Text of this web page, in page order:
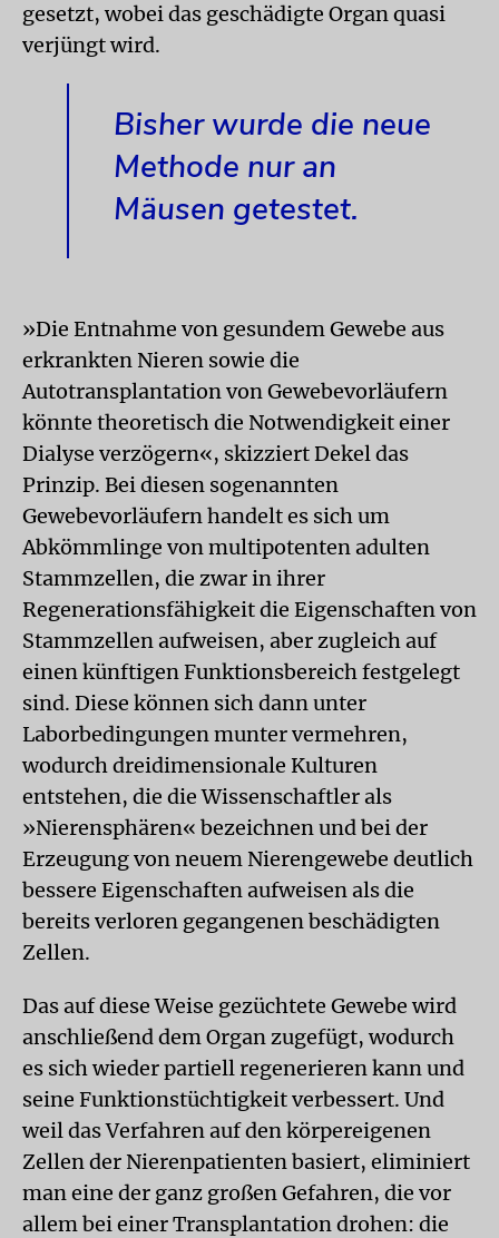
gesetzt, wobei das geschädigte Organ quasi
verjüngt wird.
Bisher wurde die neue
Methode nur an
Mäusen getestet.
»Die Entnahme von gesundem Gewebe aus
erkrankten Nieren sowie die
Autotransplantation von Gewebevorläufern
könnte theoretisch die Notwendigkeit einer
Dialyse verzögern«, skizziert Dekel das
Prinzip. Bei diesen sogenannten
Gewebevorläufern handelt es sich um
Abkömmlinge von multipotenten adulten
Stammzellen, die zwar in ihrer
Regenerationsfähigkeit die Eigenschaften von
Stammzellen aufweisen, aber zugleich auf
einen künftigen Funktionsbereich festgelegt
sind. Diese können sich dann unter
Laborbedingungen munter vermehren,
wodurch dreidimensionale Kulturen
entstehen, die die Wissenschaftler als
»Nierensphären« bezeichnen und bei der
Erzeugung von neuem Nierengewebe deutlich
bessere Eigenschaften aufweisen als die
bereits verloren gegangenen beschädigten
Zellen.
Das auf diese Weise gezüchtete Gewebe wird
anschließend dem Organ zugefügt, wodurch
es sich wieder partiell regenerieren kann und
seine Funktionstüchtigkeit verbessert. Und
weil das Verfahren auf den körpereigenen
Zellen der Nierenpatienten basiert, eliminiert
man eine der ganz großen Gefahren, die vor
allem bei einer Transplantation drohen: die